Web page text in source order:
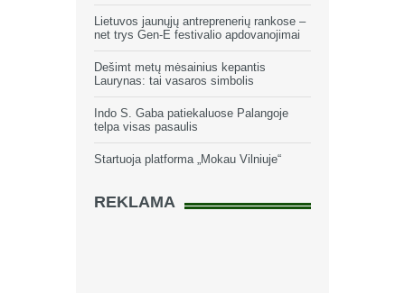
Lietuvos jaunųjų antreprenerių rankose –
net trys Gen-E festivalio apdovanojimai
Dešimt metų mėsainius kepantis
Laurynas: tai vasaros simbolis
Indo S. Gaba patiekaluose Palangoje
telpa visas pasaulis
Startuoja platforma „Mokau Vilniuje“
REKLAMA